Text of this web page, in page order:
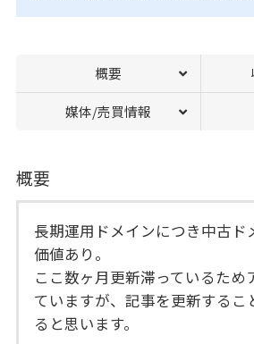
概要
媒体/売買情報
概要
長期運用ドメインにつき中古ド
価値あり。
ここ数ヶ月更新滞っているため
ていますが、記事を更新するこ
ると思います。